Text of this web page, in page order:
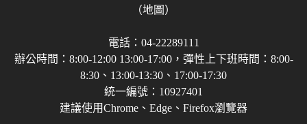
（地圖）
電話：04-22289111
辦公時間：8:00-12:00 13:00-17:00，彈性上下班時間：8:00-
8:30、13:00-13:30、17:00-17:30
統一編號：10927401
建議使用Chrome、Edge、Firefox瀏覽器